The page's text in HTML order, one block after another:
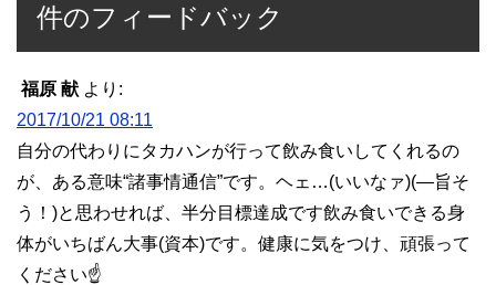
件のフィードバック
福原 献 より:
2017/10/21 08:11
自分の代わりにタカハンが行って飲み食いしてくれるの
が、ある意味“諸事情通信”です。ヘェ…(いいなァ)(―旨そ
う！)と思わせれば、半分目標達成です飲み食いできる身
体がいちばん大事(資本)です。健康に気をつけ、頑張って
ください☝